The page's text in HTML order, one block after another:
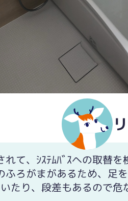
れて、ｼｽﾃﾑﾊﾞｽへの取替を
ふろがまがあるため、足
たり、段差もあるので危